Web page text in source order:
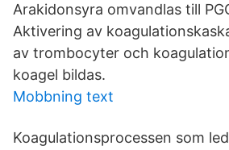
Arakidonsyra omvandlas till
Aktivering av
av trombocyter och
koagel bildas.
Mobbning text
Koagulationsprocessen som